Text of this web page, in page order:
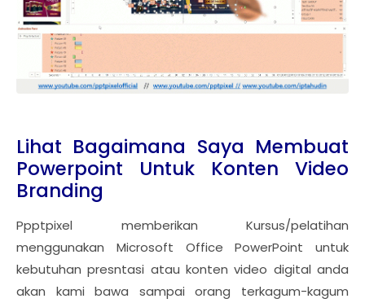
Lihat Bagaimana Saya Membuat
Powerpoint Untuk Konten Video
Branding
Ppptpixel memberikan Kursus/pelatihan
menggunakan Microsoft Office PowerPoint untuk
kebutuhan presntasi atau konten video digital anda
akan kami bawa sampai orang terkagum-kagum